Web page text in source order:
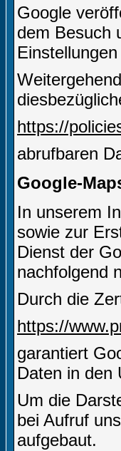
Google
dem Besuch
https://
abrufbaren
Google-
In unserem
sowie zur
Dienst der
nachfolgend
Durch die
https://
garantiert
Daten in den
Um die
bei Aufruf
aufgebaut.